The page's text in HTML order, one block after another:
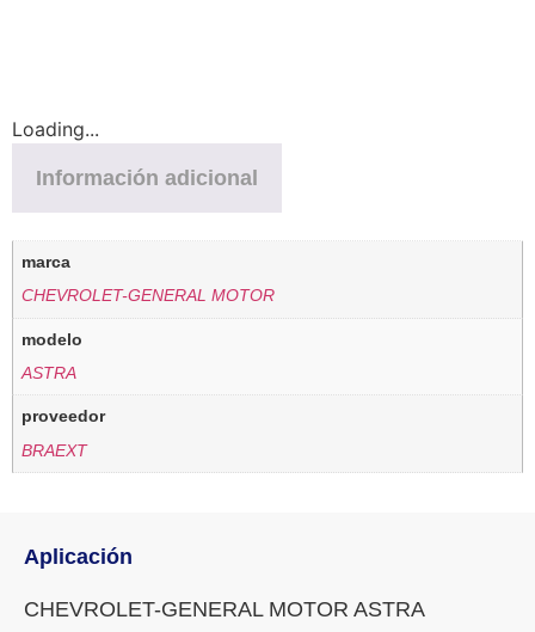
Loading...
Información adicional
marca
CHEVROLET-GENERAL MOTOR
modelo
ASTRA
proveedor
BRAEXT
Aplicación
CHEVROLET-GENERAL MOTOR ASTRA